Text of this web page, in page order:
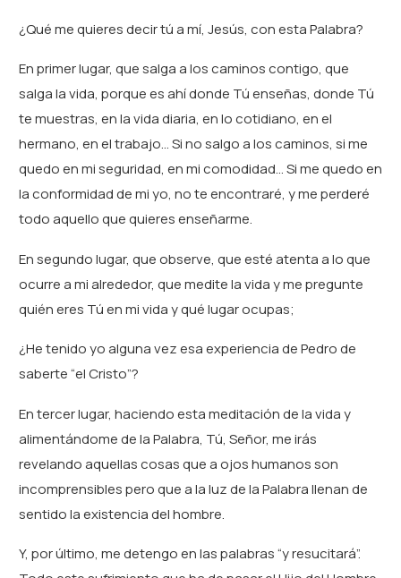
¿Qué me quieres decir tú a mí, Jesús, con esta Palabra?
En primer lugar, que salga a los caminos contigo, que
salga la vida, porque es ahí donde Tú enseñas, donde Tú
te muestras, en la vida diaria, en lo cotidiano, en el
hermano, en el trabajo… Si no salgo a los caminos, si me
quedo en mi seguridad, en mi comodidad… Si me quedo en
la conformidad de mi yo, no te encontraré, y me perderé
todo aquello que quieres enseñarme.
En segundo lugar, que observe, que esté atenta a lo que
ocurre a mi alrededor, que medite la vida y me pregunte
quién eres Tú en mi vida y qué lugar ocupas;
¿He tenido yo alguna vez esa experiencia de Pedro de
saberte “el Cristo”?
En tercer lugar, haciendo esta meditación de la vida y
alimentándome de la Palabra, Tú, Señor, me irás
revelando aquellas cosas que a ojos humanos son
incomprensibles pero que a la luz de la Palabra llenan de
sentido la existencia del hombre.
Y, por último, me detengo en las palabras “y resucitará”.